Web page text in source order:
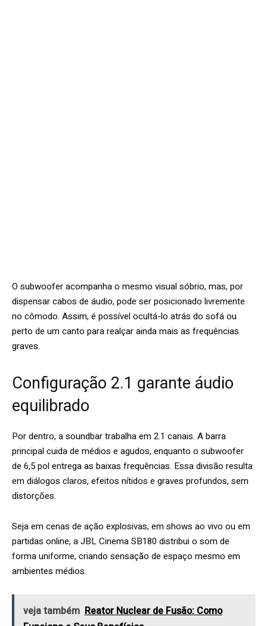
O subwoofer acompanha o mesmo visual sóbrio, mas, por
dispensar cabos de áudio, pode ser posicionado livremente
no cômodo. Assim, é possível ocultá-lo atrás do sofá ou
perto de um canto para realçar ainda mais as frequências
graves.
Configuração 2.1 garante áudio
equilibrado
Por dentro, a soundbar trabalha em 2.1 canais. A barra
principal cuida de médios e agudos, enquanto o subwoofer
de 6,5 pol entrega as baixas frequências. Essa divisão resulta
em diálogos claros, efeitos nítidos e graves profundos, sem
distorções.
Seja em cenas de ação explosivas, em shows ao vivo ou em
partidas online, a JBL Cinema SB180 distribui o som de
forma uniforme, criando sensação de espaço mesmo em
ambientes médios.
veja também Reator Nuclear de Fusão: Como